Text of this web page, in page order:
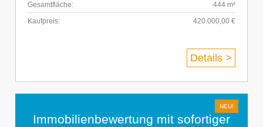
Gesamtfläche:
444 m²
Kaufpreis:
420.000,00 €
Details >
Immobilienbewertung mit sofortiger